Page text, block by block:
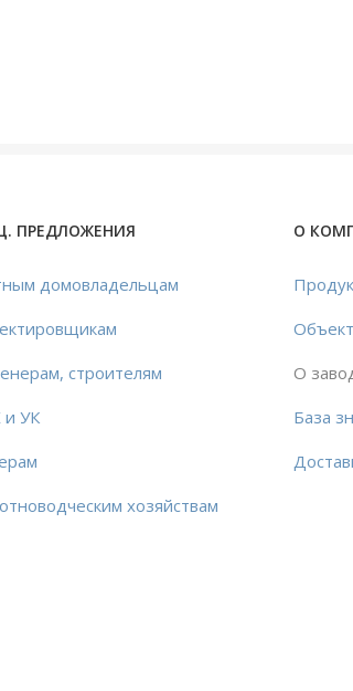
ПРЕДЛОЖЕНИЯ
домовладельцам
строителям
УК
хозяйствам
О
О
База